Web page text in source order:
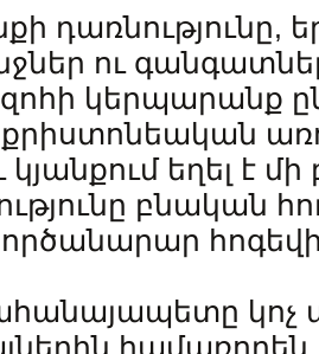
դառնությունը,
ու
կերպարանք
քրիստոնեական
կյանքում եղել է
բնական
կոչ
համառորեն